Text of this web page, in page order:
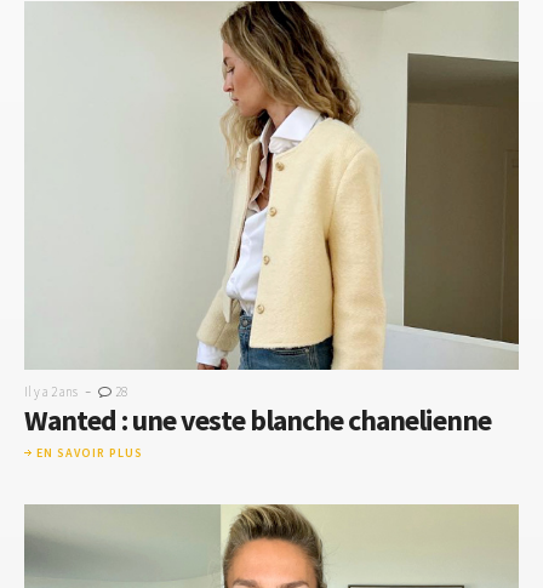
Il y a 2 ans - 28
Wanted : une veste blanche chanelienne
EN SAVOIR PLUS